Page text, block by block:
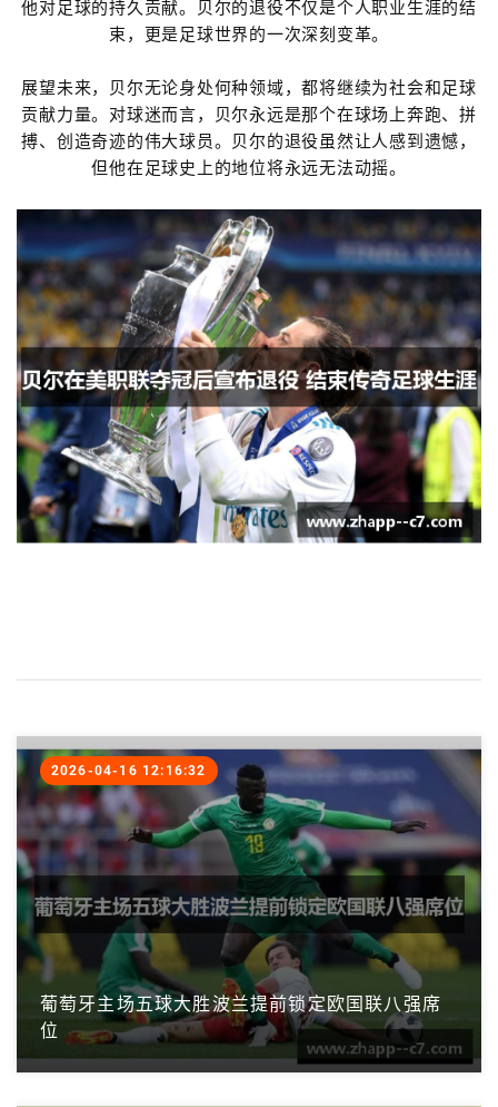
他对足球的持久贡献。贝尔的退役不仅是个人职业生涯的结
束，更是足球世界的一次深刻变革。
展望未来，贝尔无论身处何种领域，都将继续为社会和足球
贡献力量。对球迷而言，贝尔永远是那个在球场上奔跑、拼
搏、创造奇迹的伟大球员。贝尔的退役虽然让人感到遗憾，
但他在足球史上的地位将永远无法动摇。
葡萄牙主场五球大胜波兰提前锁定欧国联八强席
位
2026-04-16 12:16:32